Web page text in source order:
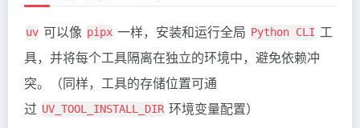
uv 可以像 pipx 一样，安装和运行全局 Python CLI 工
具，并将每个工具隔离在独立的环境中，避免依赖冲
突。（同样，工具的存储位置可通
过 UV_TOOL_INSTALL_DIR 环境变量配置）